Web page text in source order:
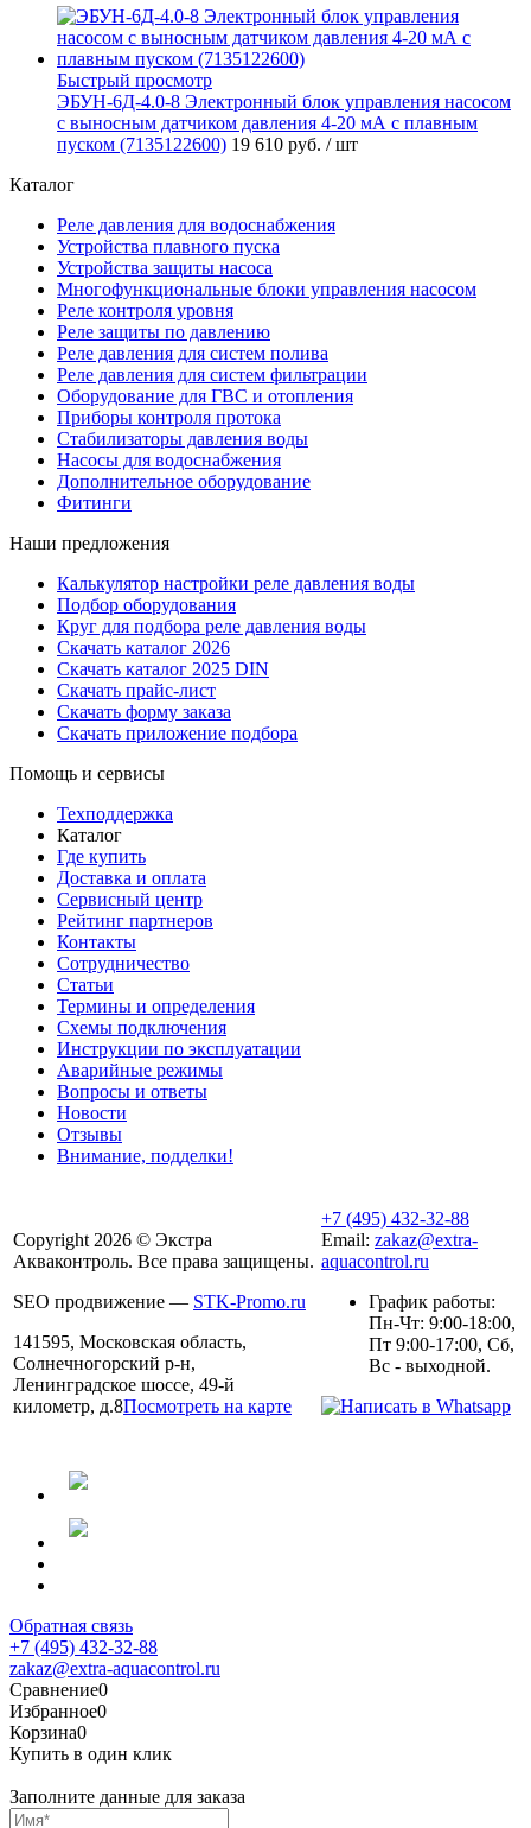
Быстрый просмотр
ЭБУН-6Д-4.0-8 Электронный блок управления насосом
с выносным датчиком давления 4-20 мА с плавным
пуском (7135122600) 19 610 руб. / шт
Каталог
Реле давления для водоснабжения
Устройства плавного пуска
Устройства защиты насоса
Многофункциональные блоки управления насосом
Реле контроля уровня
Реле защиты по давлению
Реле давления для систем полива
Реле давления для систем фильтрации
Оборудование для ГВС и отопления
Приборы контроля протока
Стабилизаторы давления воды
Насосы для водоснабжения
Дополнительное оборудование
Фитинги
Наши предложения
Калькулятор настройки реле давления воды
Подбор оборудования
Круг для подбора реле давления воды
Скачать каталог 2026
Скачать каталог 2025 DIN
Скачать прайс-лист
Скачать форму заказа
Скачать приложение подбора
Помощь и сервисы
Техподдержка
Каталог
Где купить
Доставка и оплата
Сервисный центр
Рейтинг партнеров
Контакты
Сотрудничество
Статьи
Термины и определения
Схемы подключения
Инструкции по эксплуатации
Аварийные режимы
Вопросы и ответы
Новости
Отзывы
Внимание, подделки!
Copyright 2026 © Экстра
Акваконтроль. Все права защищены.
SEO продвижение — STK-Promo.ru
141595, Московская область,
Солнечногорский р-н,
Ленинградское шоссе, 49-й
километр, д.8Посмотреть на карте
+7 (495) 432-32-88
Email: zakaz@extra-
aquacontrol.ru
График работы:
Пн-Чт: 9:00-18:00,
Пт 9:00-17:00, Сб,
Вс - выходной.
Обратная связь
+7 (495) 432-32-88
zakaz@extra-aquacontrol.ru
Сравнение0
Избранное0
Корзина0
Купить в один клик
Заполните данные для заказа